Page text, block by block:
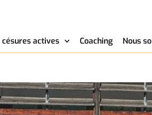
césures actives Coaching Nous